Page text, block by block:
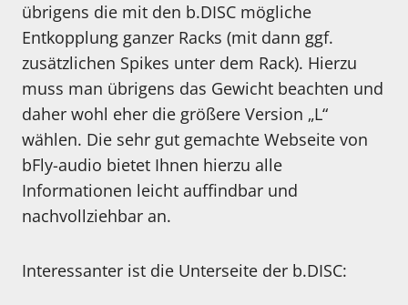
übrigens die mit den b.DISC mögliche
Entkopplung ganzer Racks (mit dann ggf.
zusätzlichen Spikes unter dem Rack). Hierzu
muss man übrigens das Gewicht beachten und
daher wohl eher die größere Version „L“
wählen. Die sehr gut gemachte Webseite von
bFly-audio bietet Ihnen hierzu alle
Informationen leicht auffindbar und
nachvollziehbar an.
Interessanter ist die Unterseite der b.DISC: